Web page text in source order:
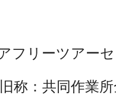
フリーツアー
旧称：共同作業